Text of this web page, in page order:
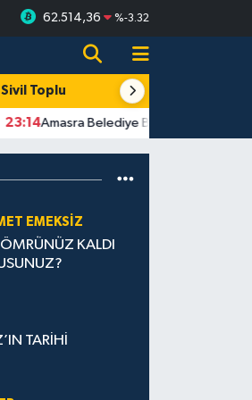
62.514,36 %-3.32
Sivil Toplum Turizm
Amasra Belediye Başkanı Çakır
EMEKSİZ
KALDI
TARİHİ